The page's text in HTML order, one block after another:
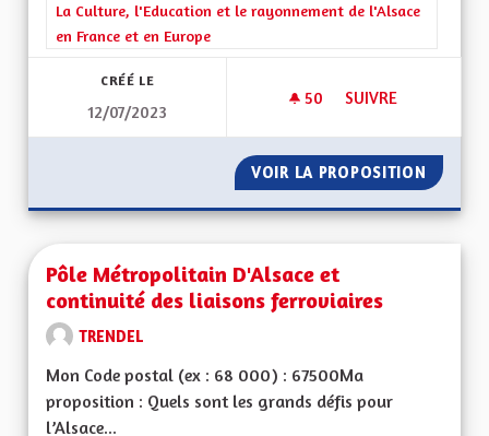
Filtrer les résultats de la catégorie : La Culture, l'Education et
La Culture, l'Education et le rayonnement de l'Alsace
en France et en Europe
CRÉÉ LE
12/07/2023
50 50 ABONNÉS
SUIVRE
VOIR LA PROPOSITION
Pôle Métropolitain D'Alsace et
continuité des liaisons ferroviaires
TRENDEL
Mon Code postal (ex : 68 000) : 67500Ma
proposition : Quels sont les grands défis pour
l’Alsace...